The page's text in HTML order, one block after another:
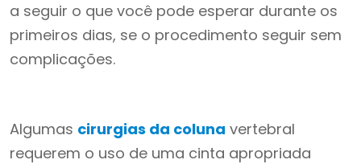
a seguir o que você pode esperar durante os
primeiros dias, se o procedimento seguir sem
complicações.
Algumas cirurgias da coluna vertebral
requerem o uso de uma cinta apropriada